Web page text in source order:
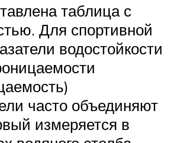
таблица с
Для спортивной
водостойкости
часто объединяют
измеряется в